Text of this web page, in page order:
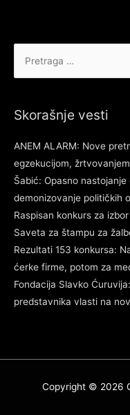
Skorašnje vesti
ANEM ALARM: Nove
egzekucijom,
Šabić: Opasno
demonizovanje političkih
Raspisan konkurs za
Saveta za štampu za
Rezultati 153 konkursa:
ćerke firme, potom za
Fondacija Slavko
predstavnika vlasti na
Copyright © 2026